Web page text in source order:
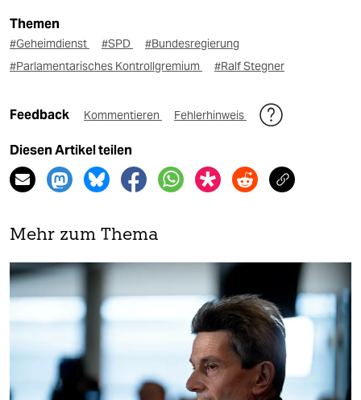
Themen
#Geheimdienst #SPD
#Bundesregierung
#Parlamentarisches Kontrollgremium
#Ralf Stegner
Feedback Kommentieren Fehlerhinweis
Diesen Artikel teilen
Mehr zum Thema